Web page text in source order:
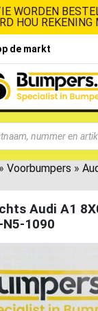
WORDEN
HOU
de markt
» Voorbumpers »
Audi A1
1090